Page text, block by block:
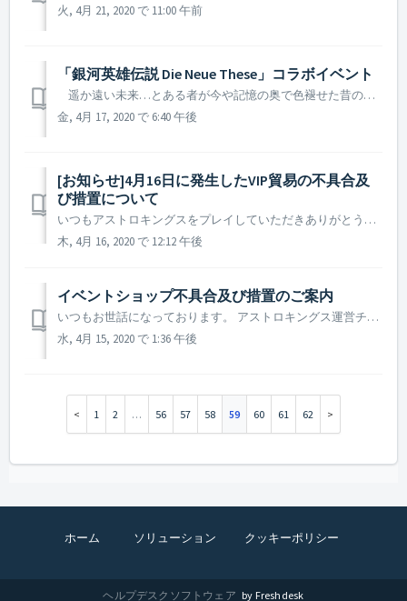
火, 4月 21, 2020 で 11:00 午前
「銀河英雄伝説 Die Neue These」コラボイベント
遥か遠い未来…とある者が今や記憶の奥で色褪せた昔の物語を思い出しながら話を始める。 野望と陰謀、裏切りのジャングルをかき分け、それぞれの目標に向かって走る英雄たちの前に一寸の譲歩も許さない 激突の瞬間は刻一刻と近づいていた… いつもお世話になっております。 アストロキ...
金, 4月 17, 2020 で 6:40 午後
[お知らせ]4月16日に発生したVIP貿易の不具合及
び措置について
いつもアストロキングスをプレイしていただきありがとうございます。アストロキングス運営チームです。 本日(4月16日)VIP貿易と関連して発生した不具合及び措置についてご案内いたします。 ▶️ 4月16日VIP貿易不具合のご案内 - 不具合発生日時 : 2020年4月16日09 : ...
木, 4月 16, 2020 で 12:12 午後
イベントショップ不具合及び措置のご案内
いつもお世話になっております。 アストロキングス運営チームです。 現在開催中のイベントショップにおいて「捕獲した宇宙海賊の貨物」のデイリー在庫の購入数量が初期化されず購入できない現象が確認されておりましたが、現在不具合確認後緊急パッチにより正常化されました。 ゲームご利用にご不便をお掛けし誠に...
水, 4月 15, 2020 で 1:36 午後
1 2 … 56 57 58 59 60 61 62
ホーム ソリューション クッキーポリシー
ヘルプデスクソフトウェア by Freshdesk